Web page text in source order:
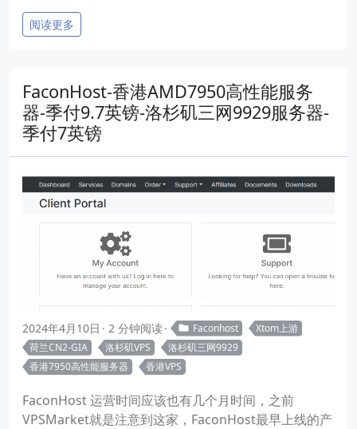
阅读更多
FaconHost-香港AMD7950高性能服务
器-季付9.7英镑-洛杉矶三网9929服务器-
季付7英镑
2024年4月10日 2 分钟阅读 Faconhost
Xtom上游
荷兰CN2-GIA
洛杉矶VPS
洛杉矶三网9929
香港7950高性能服务器
香港VPS
FaconHost 运营时间应该也有几个月时间，之前
VPSMarket就是注意到这家，FaconHost最早上线的产